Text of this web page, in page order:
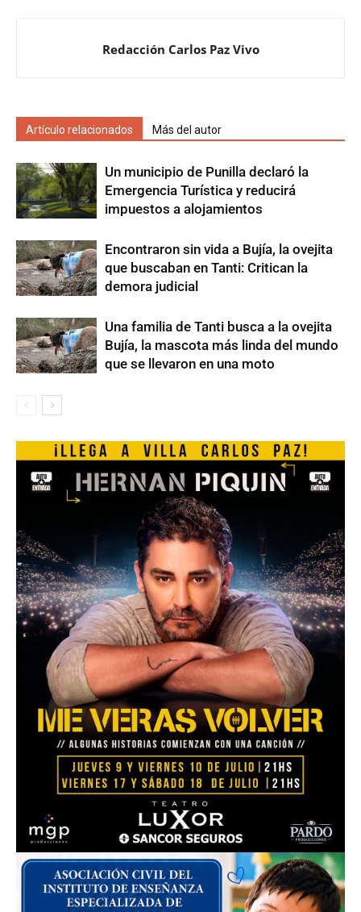
Redacción Carlos Paz Vivo
Artículo relacionados Más del autor
Un municipio de Punilla declaró la
Emergencia Turística y reducirá
impuestos a alojamientos
Encontraron sin vida a Bujía, la ovejita
que buscaban en Tanti: Critican la
demora judicial
Una familia de Tanti busca a la ovejita
Bujía, la mascota más linda del mundo
que se llevaron en una moto